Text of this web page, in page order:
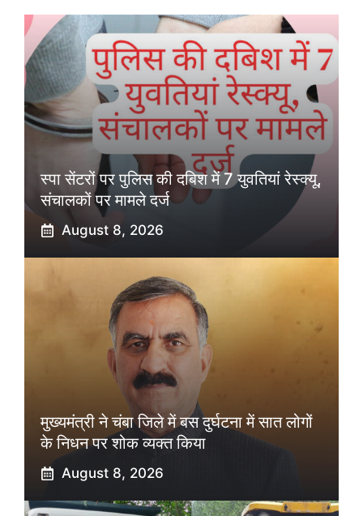
स्पा सेंटरों पर पुलिस की दबिश में 7 युवतियां रेस्क्यू,
संचालकों पर मामले दर्ज
August 8, 2026
मुख्यमंत्री ने चंबा जिले में बस दुर्घटना में सात लोगों
के निधन पर शोक व्यक्त किया
August 8, 2026